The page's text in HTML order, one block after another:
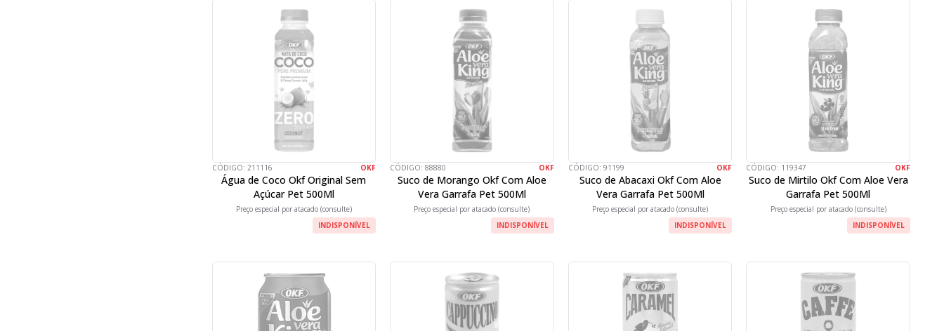
CÓDIGO: 211116 OKF
Água de Coco Okf Original Sem
Açúcar Pet 500Ml
Preço especial por atacado (consulte)
INDISPONÍVEL
CÓDIGO:88880 OKF
Suco de Morango Okf Com Aloe
Vera Garrafa Pet 500Ml
Preço especial por atacado (consulte)
INDISPONÍVEL
CÓDIGO: 91199 OKF
Suco de Abacaxi Okf Com Aloe
Vera Garrafa Pet 500Ml
Preço especial por atacado (consulte)
INDISPONÍVEL
CÓDIGO: 119347 OKF
Suco de Mirtilo Okf Com Aloe Vera
Garrafa Pet 500Ml
Preço especial por atacado (consulte)
INDISPONÍVEL